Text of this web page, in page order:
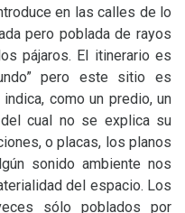
en las calles de lo
pero poblada de rayos
pájaros. El itinerario es
pero este sitio es
como un predio, un
cual no se explica su
o placas, los planos
sonido ambiente nos
del espacio. Los
sólo poblados por